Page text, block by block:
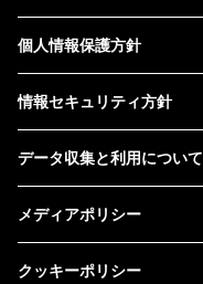
個人情報保護方針
情報セキュリティ方針
データ収集と利用について
メディアポリシー
クッキーポリシー